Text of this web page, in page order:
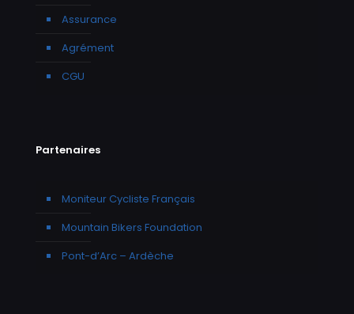
Assurance
Agrément
CGU
Partenaires
Moniteur Cycliste Français
Mountain Bikers Foundation
Pont-d’Arc – Ardèche